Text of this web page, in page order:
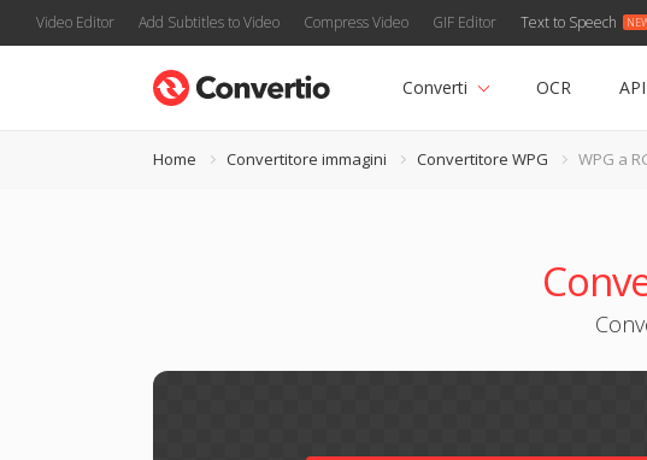
Video Editor Add Subtitles to Video Compress Video GIF Editor Text to Speech
Converti OCR API
Home Convertitore immagini Convertitore WPG WPG a